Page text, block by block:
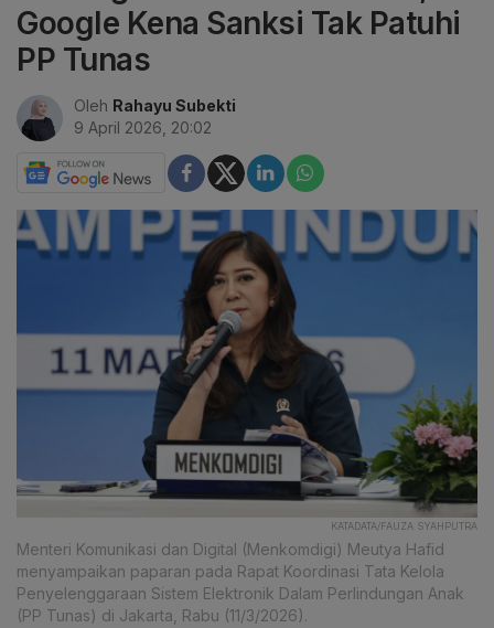
Google Kena Sanksi Tak Patuhi
PP Tunas
Oleh Rahayu Subekti
9 April 2026, 20:02
KATADATA/FAUZA SYAHPUTRA
Menteri Komunikasi dan Digital (Menkomdigi) Meutya Hafid
menyampaikan paparan pada Rapat Koordinasi Tata Kelola
Penyelenggaraan Sistem Elektronik Dalam Perlindungan Anak
(PP Tunas) di Jakarta, Rabu (11/3/2026).